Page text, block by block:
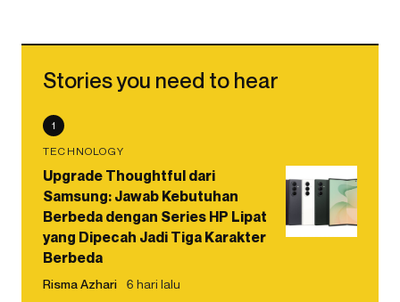
Stories you need to hear
1
TECHNOLOGY
Upgrade Thoughtful dari
Samsung: Jawab Kebutuhan
Berbeda dengan Series HP Lipat
yang Dipecah Jadi Tiga Karakter
Berbeda
Risma Azhari 6 hari lalu